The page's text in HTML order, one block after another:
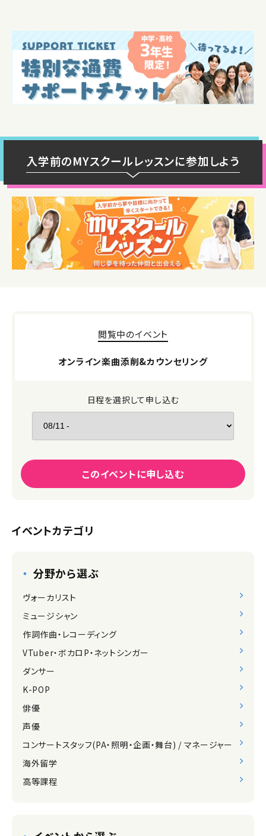
入学前のMYスクールレッスンに参加しよう
閲覧中のイベント
オンライン楽曲添削&カウンセリング
日程を選択して申し込む
このイベントに申し込む
イベントカテゴリ
分野から選ぶ
ヴォーカリスト
ミュージシャン
作詞作曲・レコーディング
VTuber・ボカロP・ネットシンガー
ダンサー
K-POP
俳優
声優
コンサートスタッフ(PA・照明・企画・舞台) / マネージャー
海外留学
高等課程